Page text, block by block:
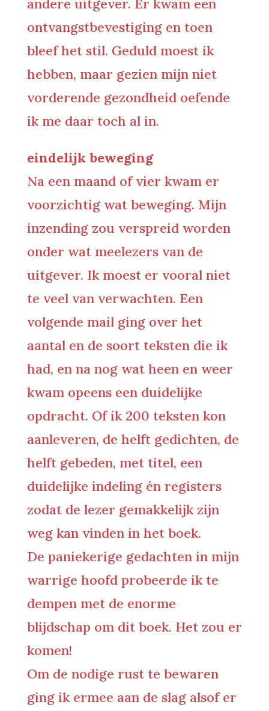
andere uitgever. Er kwam een
ontvangstbevestiging en toen
bleef het stil. Geduld moest ik
hebben, maar gezien mijn niet
vorderende gezondheid oefende
ik me daar toch al in.
eindelijk beweging
Na een maand of vier kwam er
voorzichtig wat beweging. Mijn
inzending zou verspreid worden
onder wat meelezers van de
uitgever. Ik moest er vooral niet
te veel van verwachten. Een
volgende mail ging over het
aantal en de soort teksten die ik
had, en na nog wat heen en weer
kwam opeens een duidelijke
opdracht. Of ik 200 teksten kon
aanleveren, de helft gedichten, de
helft gebeden, met titel, een
duidelijke indeling én registers
zodat de lezer gemakkelijk zijn
weg kan vinden in het boek.
De paniekerige gedachten in mijn
warrige hoofd probeerde ik te
dempen met de enorme
blijdschap om dit boek. Het zou er
komen!
Om de nodige rust te bewaren
ging ik ermee aan de slag alsof er